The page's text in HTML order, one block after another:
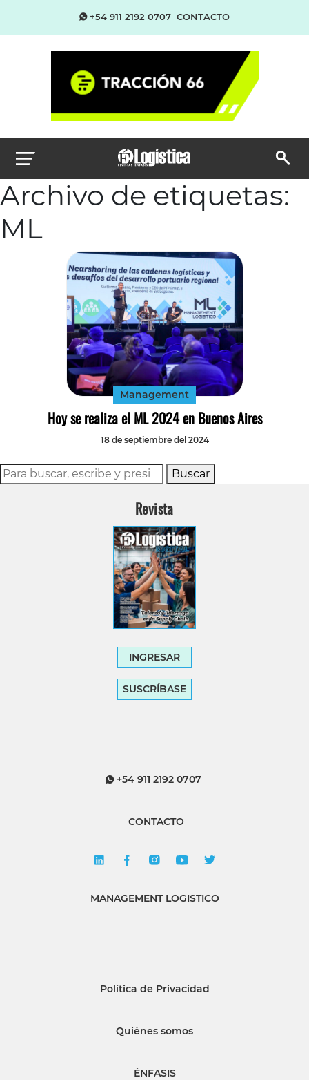
+54 911 2192 0707 CONTACTO
Archivo de etiquetas:
ML
Management
Hoy se realiza el ML 2024 en Buenos Aires
18 de septiembre del 2024
Buscar
Revista
INGRESAR
SUSCRÍBASE
+54 911 2192 0707
CONTACTO
MANAGEMENT LOGISTICO
Política de Privacidad
Quiénes somos
ÉNFASIS